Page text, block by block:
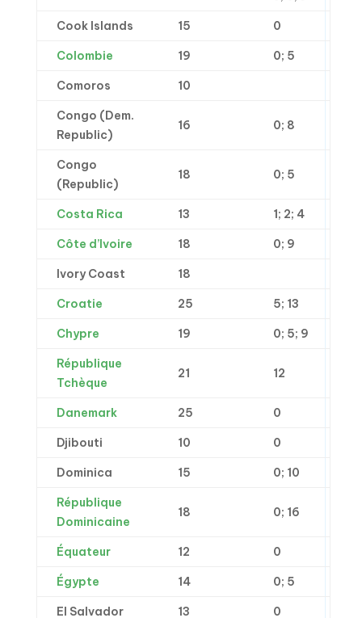
Cook Islands 15 0
Colombie 19 0; 5
Comoros 10
Congo (Dem.
Republic)
16 0; 8
Congo
(Republic)
18 0; 5
Costa Rica 13 1; 2; 4
Côte d’Ivoire 18 0; 9
Ivory Coast 18
Croatie 25 5; 13
Chypre 19 0; 5; 9
République
Tchèque
21 12
Danemark 25 0
Djibouti 10 0
Dominica 15 0; 10
République
Dominicaine
18 0; 16
Équateur 12 0
Égypte 14 0; 5
El Salvador 13 0